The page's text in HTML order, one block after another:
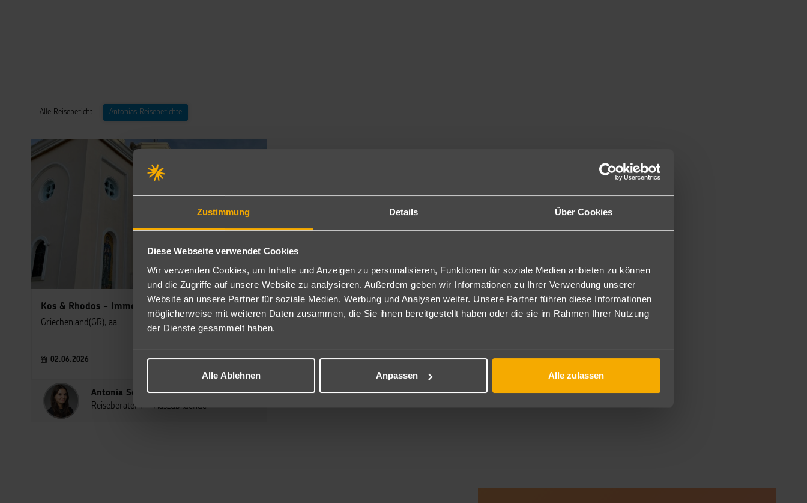
Zustimmung Details Über Cookies
Diese Webseite verwendet Cookies
Wir verwenden Cookies, um Inhalte und Anzeigen zu personalisieren, Funktionen für soziale Medien anbieten zu können
und die Zugriffe auf unsere Website zu analysieren. Außerdem geben wir Informationen zu Ihrer Verwendung unserer
Website an unsere Partner für soziale Medien, Werbung und Analysen weiter. Unsere Partner führen diese Informationen
möglicherweise mit weiteren Daten zusammen, die Sie ihnen bereitgestellt haben oder die sie im Rahmen Ihrer Nutzung
der Dienste gesammelt haben.
Alle Ablehnen Anpassen Alle zulassen
Alle Reisebericht Antonias Reiseberichte
Kos & Rhodos - Immer eine Reise wert!
Griechenland(GR), aa
02.06.2026
Antonia Scholl
Reiseberaterin - Auszubildende